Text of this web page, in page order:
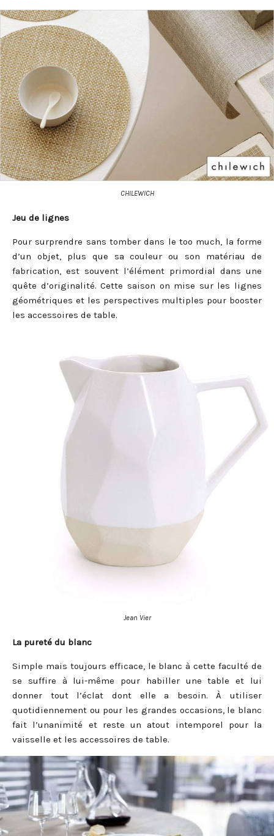
CHILEWICH
Jeu de lignes
Pour surprendre sans tomber dans le too much, la forme
d’un objet, plus que sa couleur ou son matériau de
fabrication, est souvent l’élément primordial dans une
quête d’originalité. Cette saison on mise sur les lignes
géométriques et les perspectives multiples pour booster
les accessoires de table.
Jean Vier
La pureté du blanc
Simple mais toujours efficace, le blanc à cette faculté de
se suffire à lui-même pour habiller une table et lui
donner tout l’éclat dont elle a besoin. À utiliser
quotidiennement ou pour les grandes occasions, le blanc
fait l’unanimité et reste un atout intemporel pour la
vaisselle et les accessoires de table.